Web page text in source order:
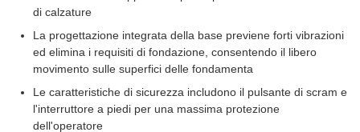
di calzature
La progettazione integrata della base previene forti vibrazioni
ed elimina i requisiti di fondazione, consentendo il libero
movimento sulle superfici delle fondamenta
Le caratteristiche di sicurezza includono il pulsante di scram e
l'interruttore a piedi per una massima protezione
dell'operatore